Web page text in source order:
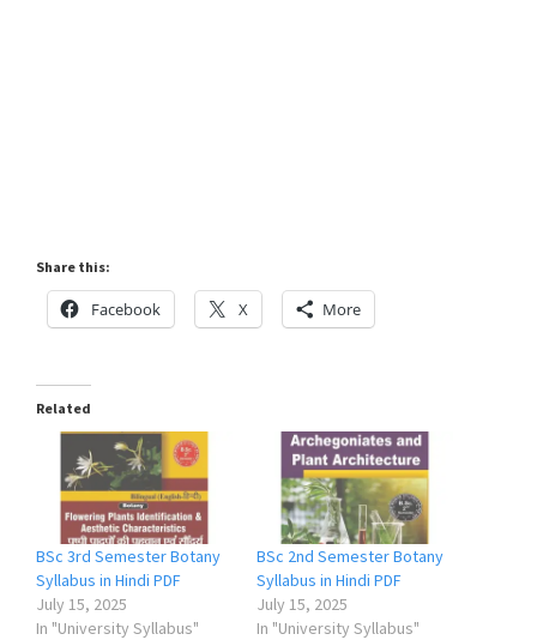
Share this:
Facebook X More
Related
BSc 3rd Semester Botany
Syllabus in Hindi PDF
July 15, 2025
In "University Syllabus"
BSc 2nd Semester Botany
Syllabus in Hindi PDF
July 15, 2025
In "University Syllabus"